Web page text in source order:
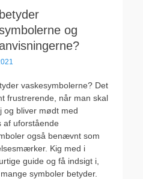
og
vaskesymbolerne? Det
frustrerende, når man skal
og bliver mødt med
af uforstående
også benævnt som
Kig med i
guide og få indsigt i,
symboler betyder.